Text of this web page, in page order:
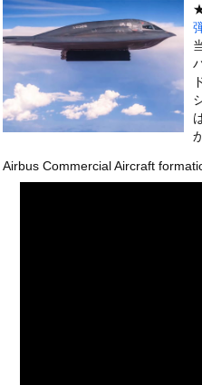
【緊急】肛門にスティックのり入れた
お知らせ
【動画】DJI Neo2で釣りの自撮りをし
このページは1000mgが管理してい
Airbus Commercial Aircraft